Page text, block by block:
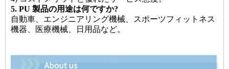
5. PU 製品の用途は何ですか?
自動車、エンジニアリング機械、スポーツフィットネス
機器、医療機械、日用品など。